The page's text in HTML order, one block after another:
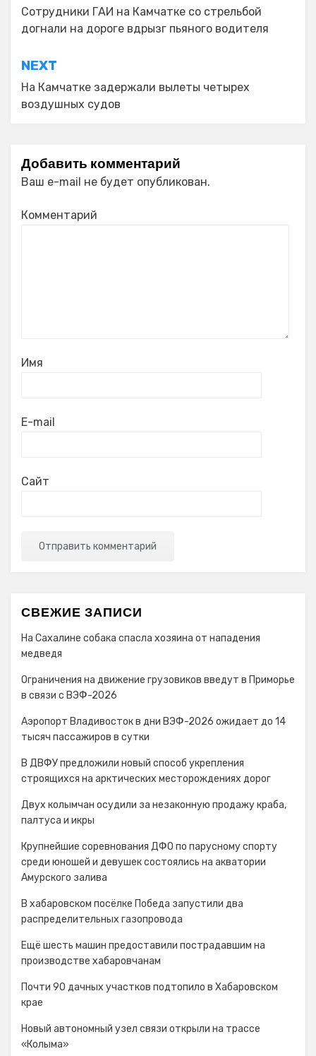
по
записям
Сотрудники ГАИ на Камчатке со стрельбой
догнали на дороге вдрызг пьяного водителя
NEXT
На Камчатке задержали вылеты четырех
воздушных судов
Добавить комментарий
Ваш e-mail не будет опубликован.
Комментарий
Имя
E-mail
Сайт
СВЕЖИЕ ЗАПИСИ
На Сахалине собака спасла хозяина от нападения
медведя
Ограничения на движение грузовиков введут в Приморье
в связи с ВЭФ-2026
Аэропорт Владивосток в дни ВЭФ-2026 ожидает до 14
тысяч пассажиров в сутки
В ДВФУ предложили новый способ укрепления
строящихся на арктических месторождениях дорог
Двух колымчан осудили за незаконную продажу краба,
палтуса и икры
Крупнейшие соревнования ДФО по парусному спорту
среди юношей и девушек состоялись на акватории
Амурского залива
В хабаровском посёлке Победа запустили два
распределительных газопровода
Ещё шесть машин предоставили пострадавшим на
производстве хабаровчанам
Почти 90 дачных участков подтопило в Хабаровском
крае
Новый автономный узел связи открыли на трассе
«Колыма»